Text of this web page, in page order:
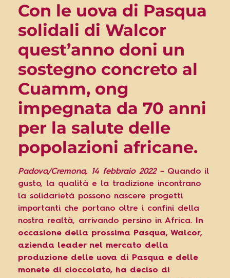
Con le uova di Pasqua
solidali di Walcor
quest’anno doni un
sostegno concreto al
Cuamm, ong
impegnata da 70 anni
per la salute delle
popolazioni africane.
Padova/Cremona, 14 febbraio 2022 – Quando il
gusto, la qualità e la tradizione incontrano
la solidarietà possono nascere progetti
importanti che portano oltre i confini della
nostra realtà, arrivando persino in Africa.
In
occasione della prossima Pasqua, Walcor,
azienda leader nel mercato della
produzione delle uova di Pasqua e delle
monete di cioccolato, ha deciso di